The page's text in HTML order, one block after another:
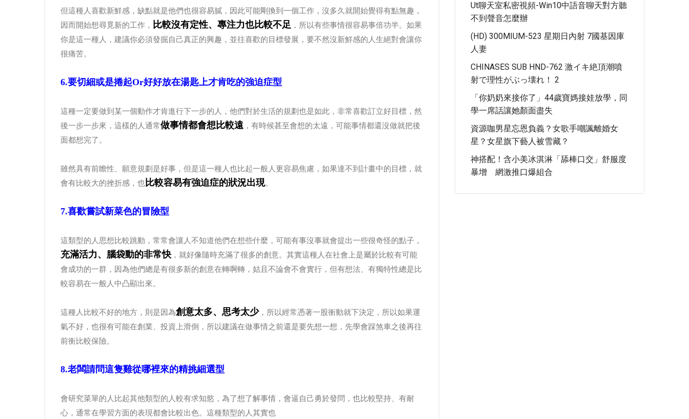
但這種人喜歡新鮮感，缺點就是他們也很容易膩，因此可能剛換到一個工作，沒多久就開始覺得有點無趣，
因而開始想尋覓新的工作， 比較沒有定性、專注力也比較不足 ，所以有些事情很容易事倍功半。如果
你是這一種人，建議你必須發掘自己真正的興趣，並往喜歡的目標發展，要不然沒新鮮感的人生絕對會讓你
很痛苦。
6.要切細或是捲起or好好放在湯匙上才肯吃的強迫症型
這種一定要做到某一個動作才肯進行下一步的人，他們對於生活的規劃也是如此，非常喜歡訂立好目標，然
後一步一步來，這樣的人通常做事情都會想比較遠 ，有時候甚至會想的太遠，可能事情都還沒做就把後
面都想完了。
雖然具有前瞻性、願意規劃是好事，但是這一種人也比起一般人更容易焦慮，如果達不到計畫中的目標，就
會有比較大的挫折感，也比較容易有強迫症的狀況出現。
7.喜歡嘗試新菜色的冒險型
這類型的人思想比較跳動，常常會讓人不知道他們在想些什麼，可能有事沒事就會提出一些很奇怪的點子，
充滿活力、腦袋動的非常快 ，就好像隨時充滿了很多的創意。其實這種人在社會上是屬於比較有可能
會成功的一群，因為他們總是有很多新的創意在轉啊轉，姑且不論會不會實行，但有想法、有獨特性總是比
較容易在一般人中凸顯出來。
這種人比較不好的地方，則是因為創意太多、思考太少，所以經常憑著一股衝動就下決定，所以如果運
氣不好，也很有可能在創業、投資上滑倒，所以建議在做事情之前還是要先想一想，先學會踩煞車之後再往
前衝比較保險。
8.老闆請問這隻雞從哪裡來的精挑細選型
會研究菜單的人比起其他類型的人較有求知慾，為了想了解事情，會逼自己勇於發問，也比較堅持、有耐
心，通常在學習方面的表現都會比較出色。這種類型的人其實也
Ut聊天室私密視頻-Win10中語音聊天對方聽
不到聲音怎麼辦
(HD) 300MIUM-523 星期日內射 7國基因庫
人妻
CHINASES SUB HND-762 激イキ絶頂潮噴
射で理性がぶっ壊れ！ 2
「你奶奶來接你了」44歲寶媽接娃放學，同
學一席話讓她顏面盡失
資源咖男星忘恩負義？女歌手嘲諷離婚女
星？女星旗下藝人被雪藏？
神搭配！含小美冰淇淋「舔棒口交」舒服度
暴增 網激推口爆組合